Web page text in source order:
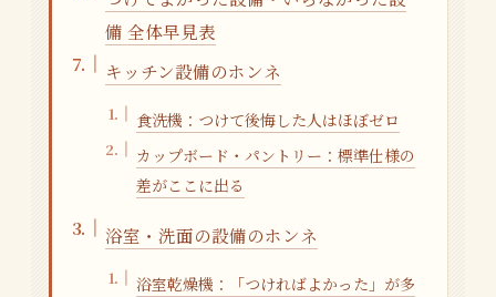
備 全体早見表
キッチン設備のホンネ
食洗機：つけて後悔した人はほぼゼロ
カップボード・パントリー：標準仕様の
差がここに出る
浴室・洗面の設備のホンネ
浴室乾燥機：「つければよかった」が多